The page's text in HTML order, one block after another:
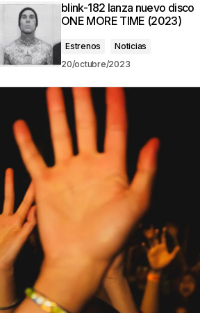
blink-182 lanza nuevo disco
ONE MORE TIME (2023)
Estrenos
Noticias
20/octubre/2023